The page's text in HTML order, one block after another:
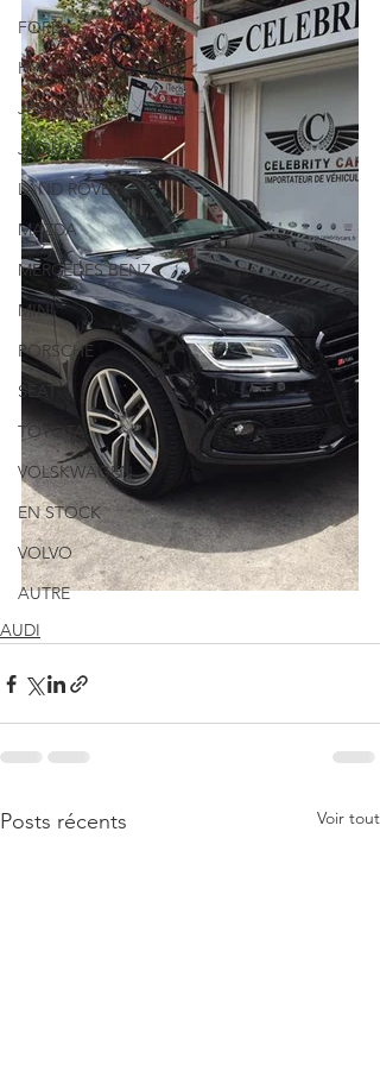
FORD
HYUNDAI
JEEP
JAGUAR
LAND ROVER
MAZDA
MERCEDES BENZ
MINI
PORSCHE
SEAT
TOYOTA
VOLSKWAGEN
EN STOCK
VOLVO
AUTRE
AUDI
Posts récents Voir tout